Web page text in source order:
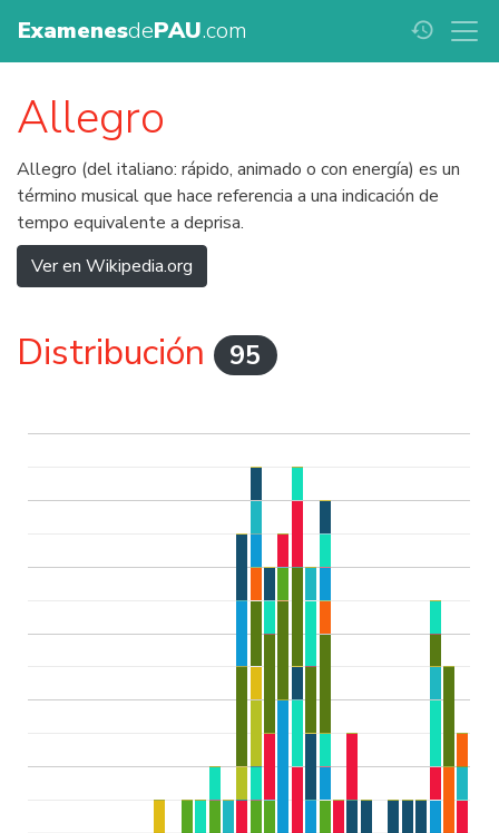
ExamenesdePAU.com history
Allegro
Allegro (del italiano: rápido, animado o con energía) es un
término musical que hace referencia a una indicación de
tempo equivalente a deprisa.
Ver en Wikipedia.org
Distribución 95